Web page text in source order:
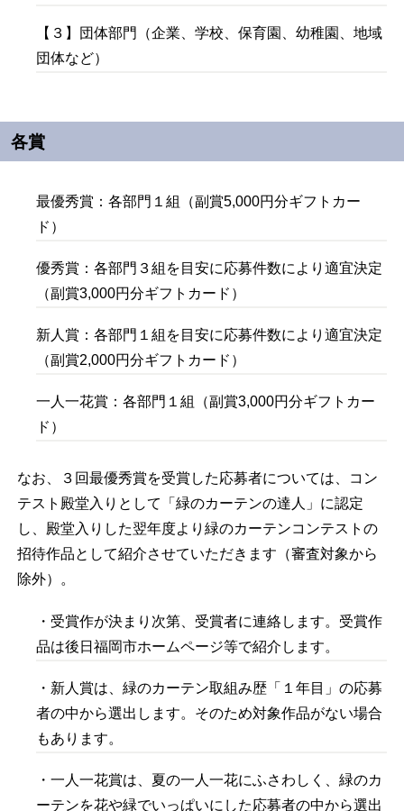
【３】団体部門（企業、学校、保育園、幼稚園、地域
団体など）
各賞
最優秀賞：各部門１組（副賞5,000円分ギフトカー
ド）
優秀賞：各部門３組を目安に応募件数により適宜決定
（副賞3,000円分ギフトカード）
新人賞：各部門１組を目安に応募件数により適宜決定
（副賞2,000円分ギフトカード）
一人一花賞：各部門１組（副賞3,000円分ギフトカー
ド）
なお、３回最優秀賞を受賞した応募者については 、コン
テスト殿堂入りとして「緑のカーテンの達人」に認定
し、殿堂入りした翌年度より緑のカーテンコンテストの
招待作品として紹介させていただきます（審査対象から
除外）。
・受賞作が決まり次第、受賞者に連絡します。受賞作
品は後日福岡市ホームページ等で紹介します。
・新人賞は、緑のカーテン取組み歴「１年目」の応募
者の中から選出します。そのため対象作品がない場合
もあります。
・一人一花賞は、夏の一人一花にふさわしく、緑のカ
ーテンを花や緑でいっぱいにした応募者の中から選出